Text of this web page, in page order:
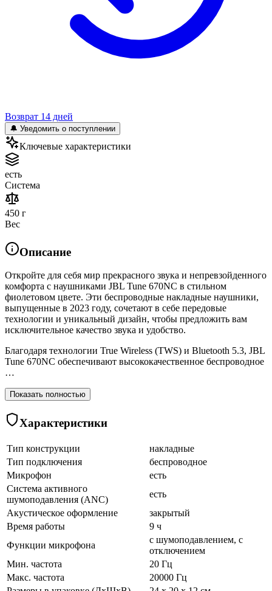
Возврат 14 дней
🔔 Уведомить о поступлении
Ключевые характеристики
есть
Система
450 г
Вес
Описание
Откройте для себя мир прекрасного звука и непревзойденного
комфорта с наушниками JBL Tune 670NC в стильном
фиолетовом цвете. Эти беспроводные накладные наушники,
выпущенные в 2023 году, сочетают в себе передовые
технологии и уникальный дизайн, чтобы предложить вам
исключительное качество звука и удобство.
Благодаря технологии True Wireless (TWS) и Bluetooth 5.3, JBL
Tune 670NC обеспечивают высококачественное беспроводное
…
Показать полностью
Характеристики
Тип конструкции
накладные
Тип подключения
беспроводное
Микрофон
есть
Система активного
шумоподавления (ANC)
есть
Акустическое оформление
закрытый
Время работы
9 ч
Функции микрофона
с шумоподавлением, с
отключением
Мин. частота
20 Гц
Макс. частота
20000 Гц